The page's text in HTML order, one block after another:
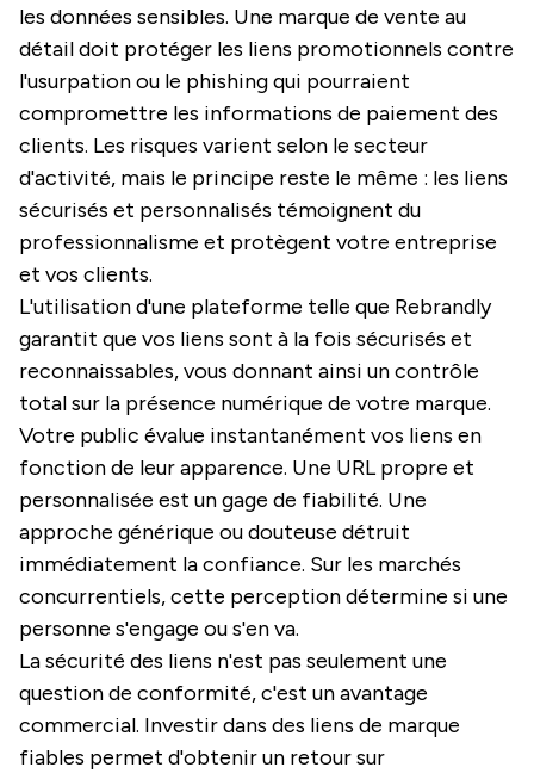
les données sensibles. Une marque de vente au
détail doit protéger les liens promotionnels contre
l'usurpation ou le phishing qui pourraient
compromettre les informations de paiement des
clients. Les risques varient selon le secteur
d'activité, mais le principe reste le même : les liens
sécurisés et personnalisés témoignent du
professionnalisme et protègent votre entreprise
et vos clients.
L'utilisation d'une plateforme telle que Rebrandly
garantit que vos liens sont à la fois sécurisés et
reconnaissables, vous donnant ainsi un contrôle
total sur la présence numérique de votre marque.
Votre public évalue instantanément vos liens en
fonction de leur apparence. Une URL propre et
personnalisée est un gage de fiabilité. Une
approche générique ou douteuse détruit
immédiatement la confiance. Sur les marchés
concurrentiels, cette perception détermine si une
personne s'engage ou s'en va.
La sécurité des liens n'est pas seulement une
question de conformité, c'est un avantage
commercial. Investir dans des liens de marque
fiables permet d'obtenir un retour sur